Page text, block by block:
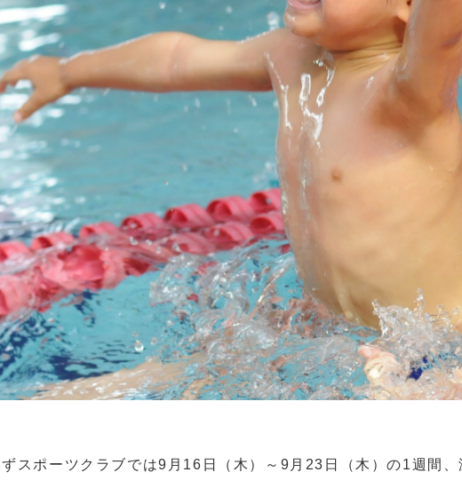
スポーツクラブでは9月16日（木）～9月23日（木）の1週間、